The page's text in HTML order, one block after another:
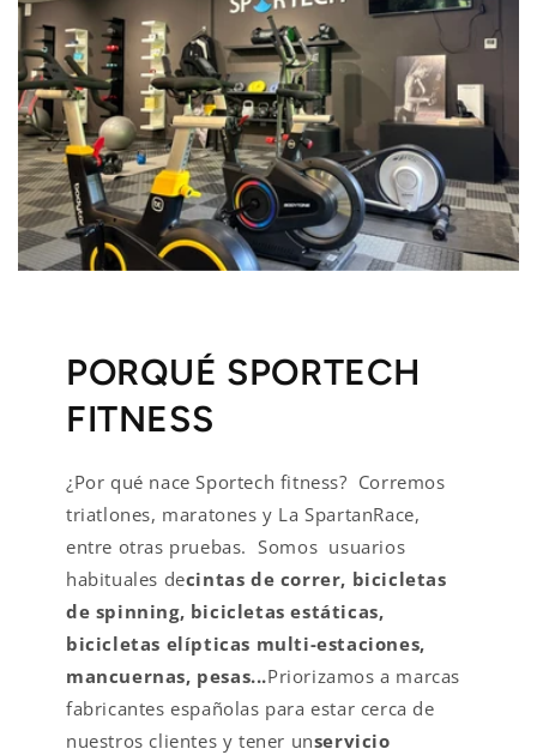
PORQUÉ SPORTECH
FITNESS
¿Por qué nace Sportech fitness? Corremos
triatlones, maratones y La SpartanRace,
entre otras pruebas. Somos usuarios
habituales decintas de correr, bicicletas
de spinning, bicicletas estáticas,
bicicletas elípticas multi-estaciones,
mancuernas, pesas...Priorizamos a marcas
fabricantes españolas para estar cerca de
nuestros clientes y tener unservicio